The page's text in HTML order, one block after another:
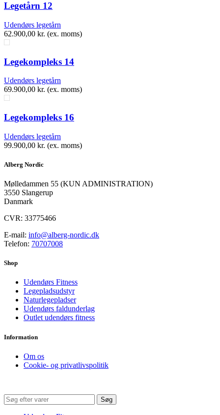
Legetårn 12
Udendørs legetårn
62.900,00 kr. (ex. moms)
Legekompleks 14
Udendørs legetårn
69.900,00 kr. (ex. moms)
Legekompleks 16
Udendørs legetårn
99.900,00 kr. (ex. moms)
Alberg Nordic
​Mølledammen 55 (KUN ADMINISTRATION)
3550 Slangerup
Danmark
CVR: 33775466
E-mail: info@alberg-nordic.dk
Telefon: 70707008
Shop
Udendørs Fitness
Legepladsudstyr
Naturlegepladser
Udendørs faldunderlag
Outlet udendørs fitness
Information
Om os
Cookie- og privatlivspolitik
Søg